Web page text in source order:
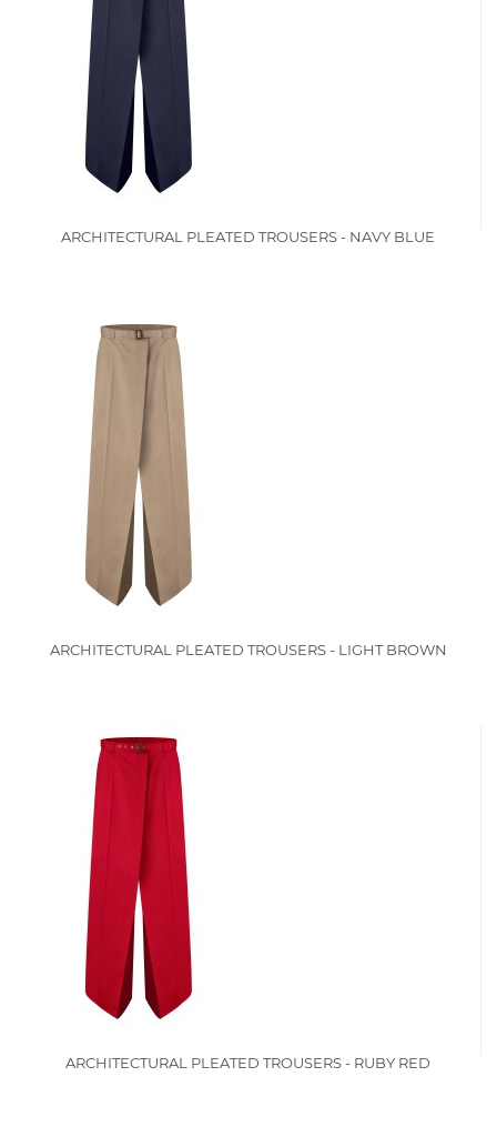
ARCHITECTURAL PLEATED TROUSERS - NAVY BLUE
ARCHITECTURAL PLEATED TROUSERS - LIGHT BROWN
ARCHITECTURAL PLEATED TROUSERS - RUBY RED